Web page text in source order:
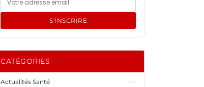
S'INSCRIRE
CATÉGORIES
Actualités Santé